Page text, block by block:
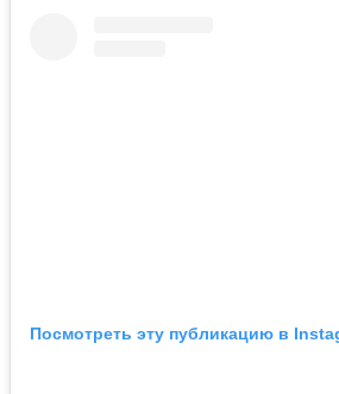
Посмотреть эту публикацию в